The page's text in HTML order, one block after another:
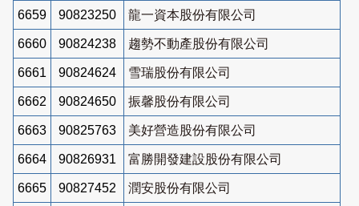
6659 90823250 龍一資本股份有限公司
6660 90824238 趨勢不動產股份有限公司
6661 90824624 雪瑞股份有限公司
6662 90824650 振馨股份有限公司
6663 90825763 美好營造股份有限公司
6664 90826931 富勝開發建設股份有限公司
6665 90827452 潤安股份有限公司